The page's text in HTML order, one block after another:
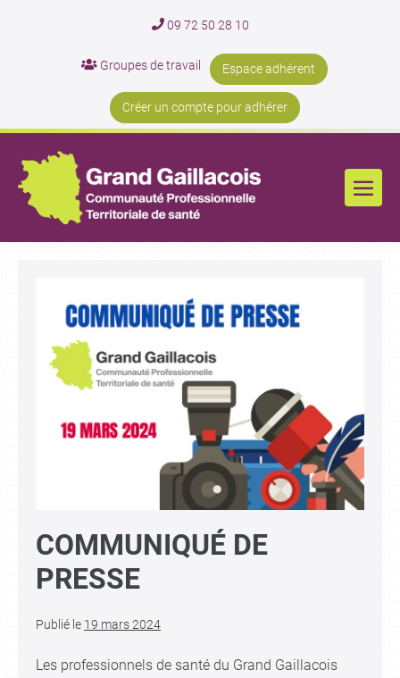
09 72 50 28 10
Groupes de travail Espace adhérent
Créer un compte pour adhérer
COMMUNIQUÉ DE
PRESSE
Publié le 19 mars 2024
Les professionnels de santé du Grand Gaillacois